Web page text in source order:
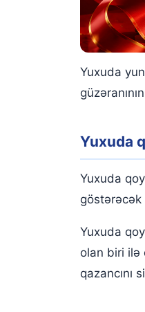
Yuxuda
Yuxuda
Yuxuda
Yuxuda
Yuxuda
göstərəcək
Yuxuda
olan biri ilə
qazancını